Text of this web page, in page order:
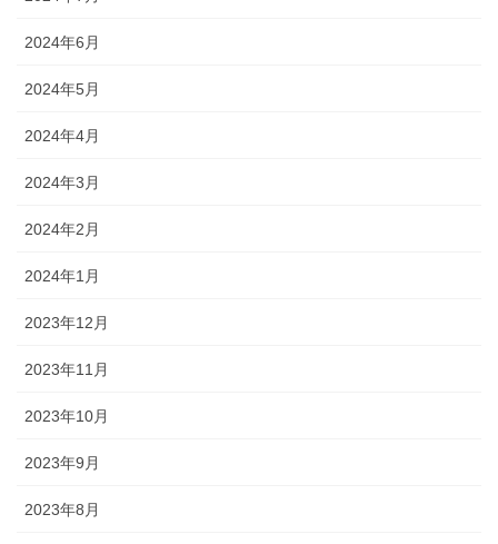
2024年6月
2024年5月
2024年4月
2024年3月
2024年2月
2024年1月
2023年12月
2023年11月
2023年10月
2023年9月
2023年8月